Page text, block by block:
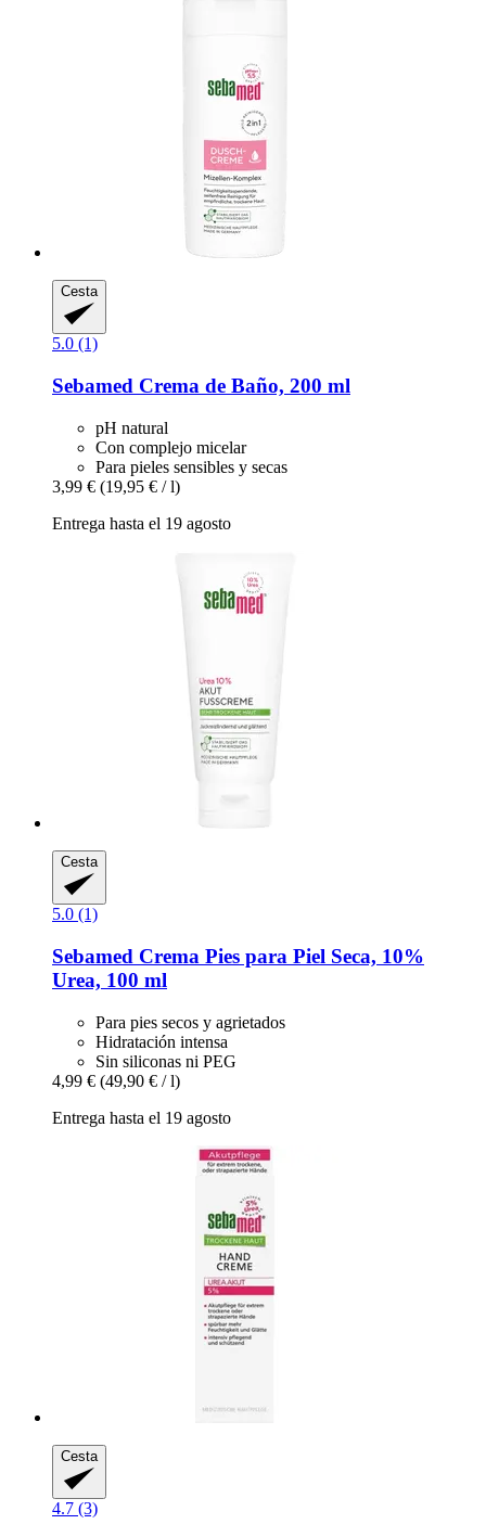
Cesta
5.0 (1)
Sebamed Crema de Baño, 200 ml
pH natural
Con complejo micelar
Para pieles sensibles y secas
3,99 € (19,95 € / l)
Entrega hasta el 19 agosto
Cesta
5.0 (1)
Sebamed Crema Pies para Piel Seca, 10%
Urea, 100 ml
Para pies secos y agrietados
Hidratación intensa
Sin siliconas ni PEG
4,99 € (49,90 € / l)
Entrega hasta el 19 agosto
Cesta
4.7 (3)